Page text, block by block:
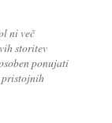
ni več
storitev
ponujati
pristojnih